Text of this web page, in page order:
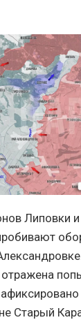
Липовки
Старый